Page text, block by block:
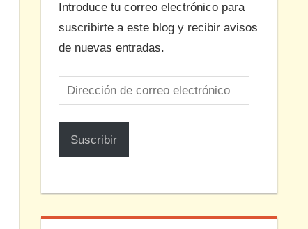
Introduce tu correo electrónico para
suscribirte a este blog y recibir avisos
de nuevas entradas.
Dirección
de
correo
electrónico
Suscribir